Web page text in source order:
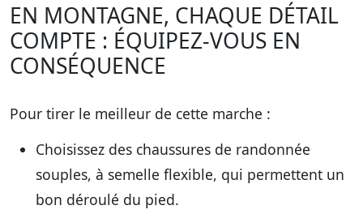
EN MONTAGNE, CHAQUE DÉTAIL
COMPTE : ÉQUIPEZ-VOUS EN
CONSÉQUENCE
Pour tirer le meilleur de cette marche :
Choisissez des chaussures de randonnée
souples, à semelle flexible, qui permettent un
bon déroulé du pied.